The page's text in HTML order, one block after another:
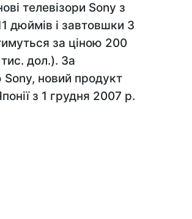
телевізори Sony з
дюймів і завтовшки 3
за ціною 200
тис. дол.). За
Sony, новий продукт
з 1 грудня 2007 р.